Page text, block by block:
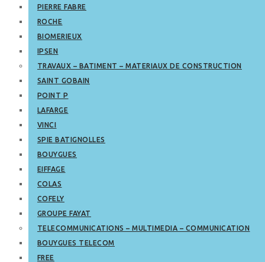
PIERRE FABRE
ROCHE
BIOMERIEUX
IPSEN
TRAVAUX – BATIMENT – MATERIAUX DE CONSTRUCTION
SAINT GOBAIN
POINT P
LAFARGE
VINCI
SPIE BATIGNOLLES
BOUYGUES
EIFFAGE
COLAS
COFELY
GROUPE FAYAT
TELECOMMUNICATIONS – MULTIMEDIA – COMMUNICATION
BOUYGUES TELECOM
FREE